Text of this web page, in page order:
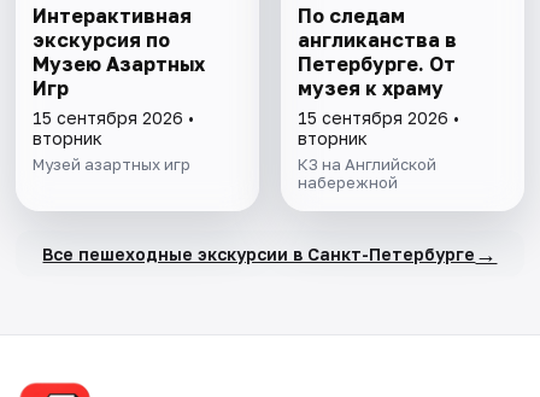
Интерактивная
экскурсия по
Музею Азартных
Игр
15 сентября 2026 •
вторник
Музей азартных игр
По следам
англиканства в
Петербурге. От
музея к храму
15 сентября 2026 •
вторник
КЗ на Английской
набережной
Все пешеходные экскурсии в Санкт-Петербурге →